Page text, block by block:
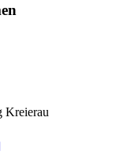
Kreierau